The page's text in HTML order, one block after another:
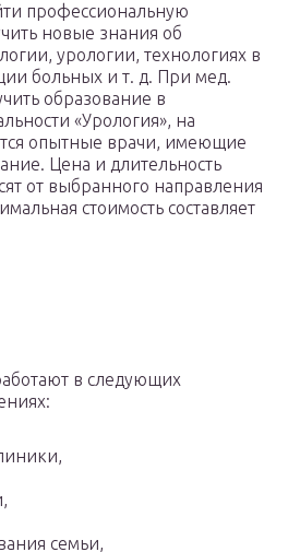
профессиональную
новые знания об
урологии, технологиях в
больных и т. д. При мед.
образование в
«Урология», на
опытные врачи, имеющие
Цена и длительность
от выбранного направления
стоимость составляет
в следующих
семьи,